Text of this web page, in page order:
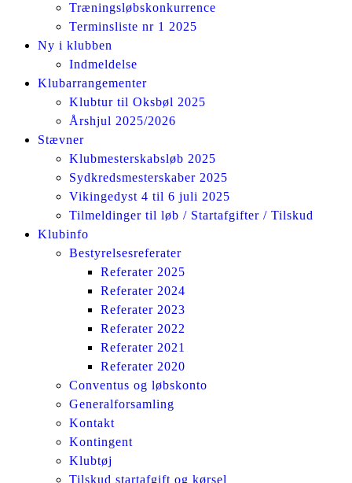
Træningsløbskonkurrence
Terminsliste nr 1 2025
Ny i klubben
Indmeldelse
Klubarrangementer
Klubtur til Oksbøl 2025
Årshjul 2025/2026
Stævner
Klubmesterskabsløb 2025
Sydkredsmesterskaber 2025
Vikingedyst 4 til 6 juli 2025
Tilmeldinger til løb / Startafgifter / Tilskud
Klubinfo
Bestyrelsesreferater
Referater 2025
Referater 2024
Referater 2023
Referater 2022
Referater 2021
Referater 2020
Conventus og løbskonto
Generalforsamling
Kontakt
Kontingent
Klubtøj
Tilskud startafgift og kørsel